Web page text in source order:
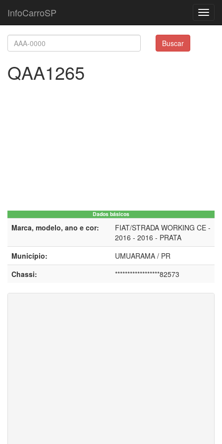
InfoCarroSP
Buscar
QAA1265
Dados básicos
Marca, modelo, ano e cor:
FIAT/STRADA WORKING CE -
2016 - 2016 - PRATA
Município:
UMUARAMA / PR
Chassi:
******************82573